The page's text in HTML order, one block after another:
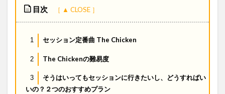
目次
1 セッション定番曲 The Chicken
2 The Chickenの難易度
3
そうはいってもセッションに行きたいし、どうすればい
いの？２つのおすすめプラン